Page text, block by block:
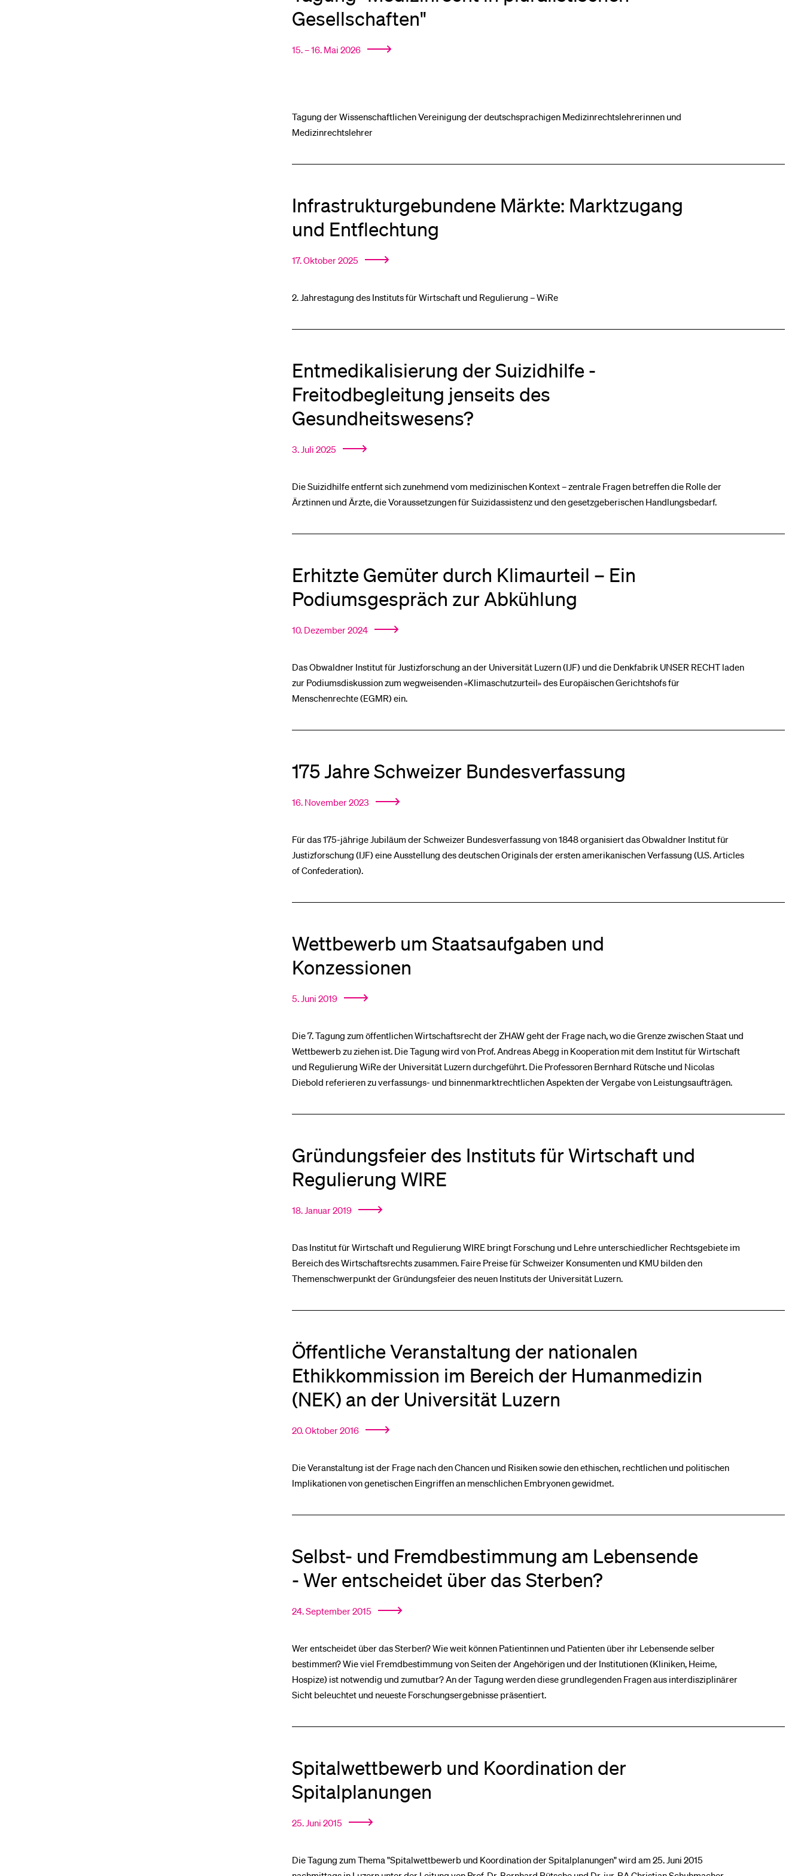
Gesellschaften"
15. – 16. Mai 2026
Tagung der Wissenschaftlichen Vereinigung der deutschsprachigen Medizinrechtslehrerinnen und
Medizinrechtslehrer
Infrastrukturgebundene Märkte: Marktzugang
und Entflechtung
17. Oktober 2025
2. Jahrestagung des Instituts für Wirtschaft und Regulierung – WiRe
Entmedikalisierung der Suizidhilfe -
Freitodbegleitung jenseits des
Gesundheitswesens?
3. Juli 2025
Die Suizidhilfe entfernt sich zunehmend vom medizinischen Kontext – zentrale Fragen betreffen die Rolle der
Ärztinnen und Ärzte, die Voraussetzungen für Suizidassistenz und den gesetzgeberischen Handlungsbedarf.
Erhitzte Gemüter durch Klimaurteil – Ein
Podiumsgespräch zur Abkühlung
10. Dezember 2024
Das Obwaldner Institut für Justizforschung an der Universität Luzern (IJF) und die Denkfabrik UNSER RECHT laden
zur Podiumsdiskussion zum wegweisenden «Klimaschutzurteil» des Europäischen Gerichtshofs für
Menschenrechte (EGMR) ein.
175 Jahre Schweizer Bundesverfassung
16. November 2023
Für das 175-jährige Jubiläum der Schweizer Bundesverfassung von 1848 organisiert das Obwaldner Institut für
Justizforschung (IJF) eine Ausstellung des deutschen Originals der ersten amerikanischen Verfassung (U.S. Articles
of Confederation).
Wettbewerb um Staatsaufgaben und
Konzessionen
5. Juni 2019
Die 7. Tagung zum öffentlichen Wirtschaftsrecht der ZHAW geht der Frage nach, wo die Grenze zwischen Staat und
Wettbewerb zu ziehen ist. Die Tagung wird von Prof. Andreas Abegg in Kooperation mit dem Institut für Wirtschaft
und Regulierung WiRe der Universität Luzern durchgeführt. Die Professoren Bernhard Rütsche und Nicolas
Diebold referieren zu verfassungs- und binnenmarktrechtlichen Aspekten der Vergabe von Leistungsaufträgen.
Gründungsfeier des Instituts für Wirtschaft und
Regulierung WIRE
18. Januar 2019
Das Institut für Wirtschaft und Regulierung WIRE bringt Forschung und Lehre unterschiedlicher Rechtsgebiete im
Bereich des Wirtschaftsrechts zusammen. Faire Preise für Schweizer Konsumenten und KMU bilden den
Themenschwerpunkt der Gründungsfeier des neuen Instituts der Universität Luzern.
Öffentliche Veranstaltung der nationalen
Ethikkommission im Bereich der Humanmedizin
(NEK) an der Universität Luzern
20. Oktober 2016
Die Veranstaltung ist der Frage nach den Chancen und Risiken sowie den ethischen, rechtlichen und politischen
Implikationen von genetischen Eingriffen an menschlichen Embryonen gewidmet.
Selbst- und Fremdbestimmung am Lebensende
- Wer entscheidet über das Sterben?
24. September 2015
Wer entscheidet über das Sterben? Wie weit können Patientinnen und Patienten über ihr Lebensende selber
bestimmen? Wie viel Fremdbestimmung von Seiten der Angehörigen und der Institutionen (Kliniken, Heime,
Hospize) ist notwendig und zumutbar? An der Tagung werden diese grundlegenden Fragen aus interdisziplinärer
Sicht beleuchtet und neueste Forschungsergebnisse präsentiert.
Spitalwettbewerb und Koordination der
Spitalplanungen
25. Juni 2015
Die Tagung zum Thema "Spitalwettbewerb und Koordination der Spitalplanungen" wird am 25. Juni 2015
Alumni
Förderer
Medien